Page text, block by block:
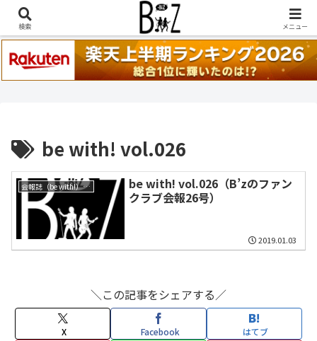
稲葉浩志『en-Zepp』『enⅣ』セトリ一覧はこちら
be with! vol.026
会報誌（be with!）一覧
be with! vol.026（B’zのファン
クラブ会報26号）
2019.01.03
＼この記事をシェアする／
X Facebook はてブ
検索 メニュー